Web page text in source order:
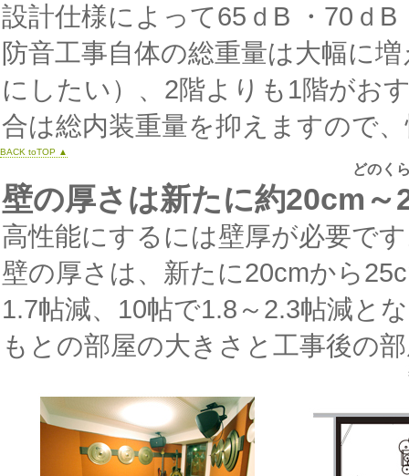
設計仕様によって65ｄB ・70ｄ
防音工事自体の総重量は大幅に
にしたい）、2階よりも1階がお
合は総内装重量を抑えますので
BACK toTOP ▲
どのく
壁の厚さは新たに約20cm
高性能にするには壁厚が必要で
壁の厚さは、新たに20cmから
1.7帖減、10帖で1.8～2.3帖減と
もとの部屋の大きさと工事後の